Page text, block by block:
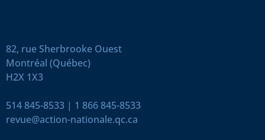
82, rue Sherbrooke Ouest
Montréal (Québec)
H2X 1X3
514 845-8533 | 1 866 845-8533
revue@action-nationale.qc.ca